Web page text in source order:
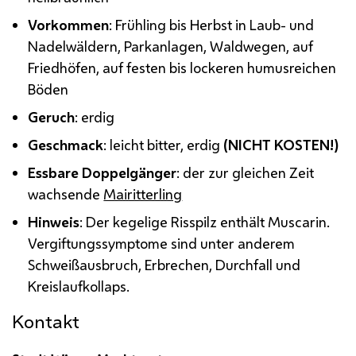
Vorkommen: Frühling bis Herbst in Laub- und
Nadelwäldern, Parkanlagen, Waldwegen, auf
Friedhöfen, auf festen bis lockeren humusreichen
Böden
Geruch: erdig
Geschmack: leicht bitter, erdig (NICHT KOSTEN!)
Essbare Doppelgänger: der zur gleichen Zeit
wachsende Mairitterling
Hinweis: Der kegelige Risspilz enthält Muscarin.
Vergiftungssymptome sind unter anderem
Schweißausbruch, Erbrechen, Durchfall und
Kreislaufkollaps.
Kontakt